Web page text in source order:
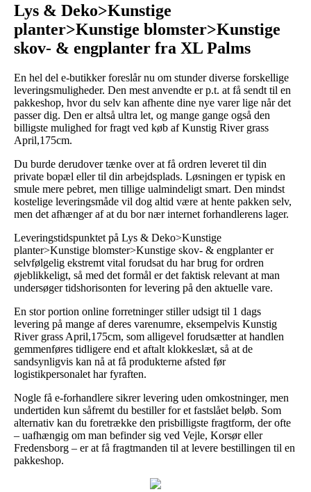
Lys & Deko>Kunstige
planter>Kunstige blomster>Kunstige
skov- & engplanter fra XL Palms
En hel del e-butikker foreslår nu om stunder diverse forskellige
leveringsmuligheder. Den mest anvendte er p.t. at få sendt til en
pakkeshop, hvor du selv kan afhente dine nye varer lige når det
passer dig. Den er altså ultra let, og mange gange også den
billigste mulighed for fragt ved køb af Kunstig River grass
April,175cm.
Du burde derudover tænke over at få ordren leveret til din
private bopæl eller til din arbejdsplads. Løsningen er typisk en
smule mere pebret, men tillige ualmindeligt smart. Den mindst
kostelige leveringsmåde vil dog altid være at hente pakken selv,
men det afhænger af at du bor nær internet forhandlerens lager.
Leveringstidspunktet på Lys & Deko>Kunstige
planter>Kunstige blomster>Kunstige skov- & engplanter er
selvfølgelig ekstremt vital forudsat du har brug for ordren
øjeblikkeligt, så med det formål er det faktisk relevant at man
undersøger tidshorisonten for levering på den aktuelle vare.
En stor portion online forretninger stiller udsigt til 1 dags
levering på mange af deres varenumre, eksempelvis Kunstig
River grass April,175cm, som alligevel forudsætter at handlen
gemmenføres tidligere end et aftalt klokkeslæt, så at de
sandsynligvis kan nå at få produkterne afsted før
logistikpersonalet har fyraften.
Nogle få e-forhandlere sikrer levering uden omkostninger, men
undertiden kun såfremt du bestiller for et fastslået beløb. Som
alternativ kan du foretrække den prisbilligste fragtform, der ofte
– uafhængig om man befinder sig ved Vejle, Korsør eller
Fredensborg – er at få fragtmanden til at levere bestillingen til en
pakkeshop.